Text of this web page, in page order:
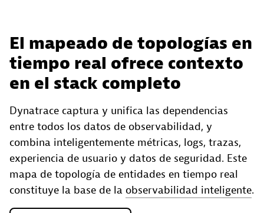
El mapeado de topologías en
tiempo real ofrece contexto
en el stack completo
Dynatrace captura y unifica las dependencias
entre todos los datos de observabilidad, y
combina inteligentemente métricas, logs, trazas,
experiencia de usuario y datos de seguridad. Este
mapa de topología de entidades en tiempo real
constituye la base de la observabilidad inteligente.